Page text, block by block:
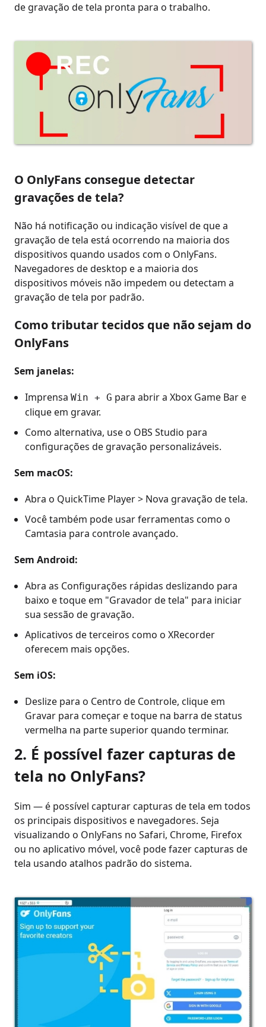
de gravação de tela pronta para o trabalho.
O OnlyFans consegue detectar
gravações de tela?
Não há notificação ou indicação visível de que a
gravação de tela está ocorrendo na maioria dos
dispositivos quando usados com o OnlyFans.
Navegadores de desktop e a maioria dos
dispositivos móveis não impedem ou detectam a
gravação de tela por padrão.
Como tributar tecidos que não sejam do
OnlyFans
Sem janelas:
Imprensa Win + G para abrir a Xbox Game Bar e
clique em gravar.
Como alternativa, use o OBS Studio para
configurações de gravação personalizáveis.
Sem macOS:
Abra o QuickTime Player > Nova gravação de tela.
Você também pode usar ferramentas como o
Camtasia para controle avançado.
Sem Android:
Abra as Configurações rápidas deslizando para
baixo e toque em "Gravador de tela" para iniciar
sua sessão de gravação.
Aplicativos de terceiros como o XRecorder
oferecem mais opções.
Sem iOS:
Deslize para o Centro de Controle, clique em
Gravar para começar e toque na barra de status
vermelha na parte superior quando terminar.
2. É possível fazer capturas de
tela no OnlyFans?
Sim — é possível capturar capturas de tela em todos
os principais dispositivos e navegadores. Seja
visualizando o OnlyFans no Safari, Chrome, Firefox
ou no aplicativo móvel, você pode fazer capturas de
tela usando atalhos padrão do sistema.